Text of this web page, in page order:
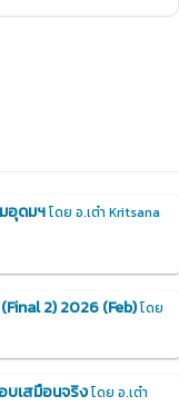
อุดมฯโดย อ.เต๋า Kritsana
2) 2026 (Feb)โดย
บเสมือนจริงโดย อ.เต๋า